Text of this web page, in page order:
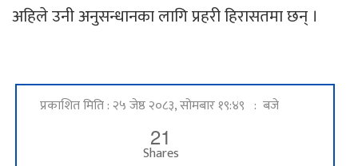
अहिले उनी अनुसन्धानका लागि प्रहरी हिरासतमा छन् ।
प्रकाशित मिति : २५ जेष्ठ २०८३, सोमबार १९:४९ : बजे
21
Shares